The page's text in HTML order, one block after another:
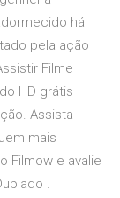
há
pela ação
Filme
HD grátis
Assista
mais
Filmow e avalie
.